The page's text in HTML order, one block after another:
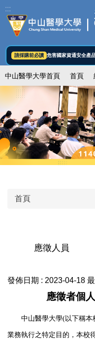
跳
到
內
容
區
:::
請採購前必讀 危害國家資通安全產
中山醫學大學首頁 首頁
首頁
應徵人員
發佈日期 : 2023-04-18
應徵者個
中山醫學大學(以下稱本
業務執行之特定目的，本校